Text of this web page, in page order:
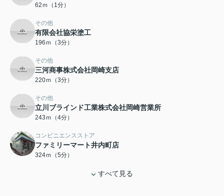
62ｍ（1分）
その他
有限会社協栄塗工
196ｍ（3分）
その他
三河商事株式会社岡崎支店
220ｍ（3分）
その他
立川ブラインド工業株式会社岡崎営業所
243ｍ（4分）
コンビニエンスストア
ファミリーマート井内町店
324ｍ（5分）
すべて見る